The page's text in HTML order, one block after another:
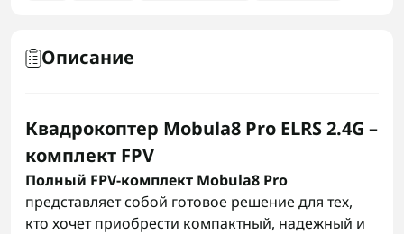
Описание
Квадрокоптер Mobula8 Pro ELRS 2.4G –
комплект FPV
Полный FPV-комплект Mobula8 Pro
представляет собой готовое решение для тех,
кто хочет приобрести компактный, надежный и